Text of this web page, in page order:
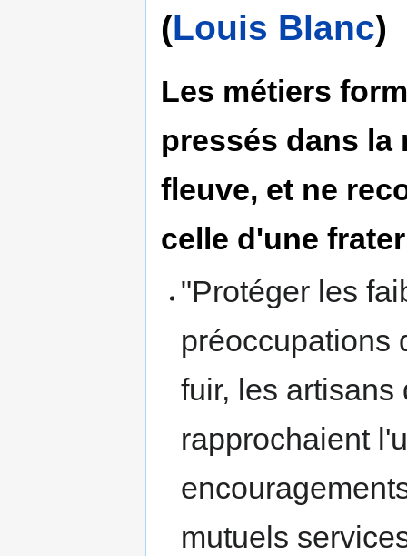
(Louis Blanc)
Les métiers
pressés dans la
fleuve, et ne
celle d'une
"Protéger les
préoccupations
fuir, les
rapprochaient
mutuels